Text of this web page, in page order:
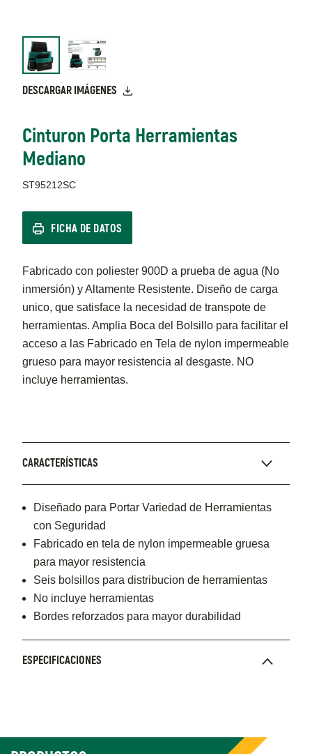
DESCARGAR IMÁGENES
Cinturon Porta Herramientas
Mediano
ST95212SC
FICHA DE DATOS
Fabricado con poliester 900D a prueba de agua (No
inmersión) y Altamente Resistente. Diseño de carga
unico, que satisface la necesidad de transpote de
herramientas. Amplia Boca del Bolsillo para facilitar el
acceso a las Fabricado en Tela de nylon impermeable
grueso para mayor resistencia al desgaste. NO
incluye herramientas.
CARACTERÍSTICAS
Diseñado para Portar Variedad de Herramientas
con Seguridad
Fabricado en tela de nylon impermeable gruesa
para mayor resistencia
Seis bolsillos para distribucion de herramientas
No incluye herramientas
Bordes reforzados para mayor durabilidad
ESPECIFICACIONES